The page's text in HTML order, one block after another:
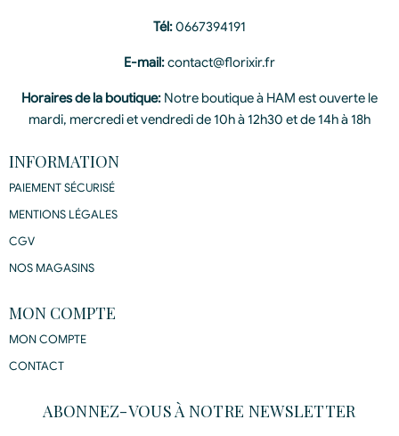
Tél:0667394191
E-mail:contact@florixir.fr
Horaires de la boutique: Notre boutique à HAM est ouverte le
mardi, mercredi et vendredi de 10h à 12h30 et de 14h à 18h
INFORMATION
PAIEMENT SÉCURISÉ
MENTIONS LÉGALES
CGV
NOS MAGASINS
MON COMPTE
MON COMPTE
CONTACT
ABONNEZ-VOUS À NOTRE NEWSLETTER